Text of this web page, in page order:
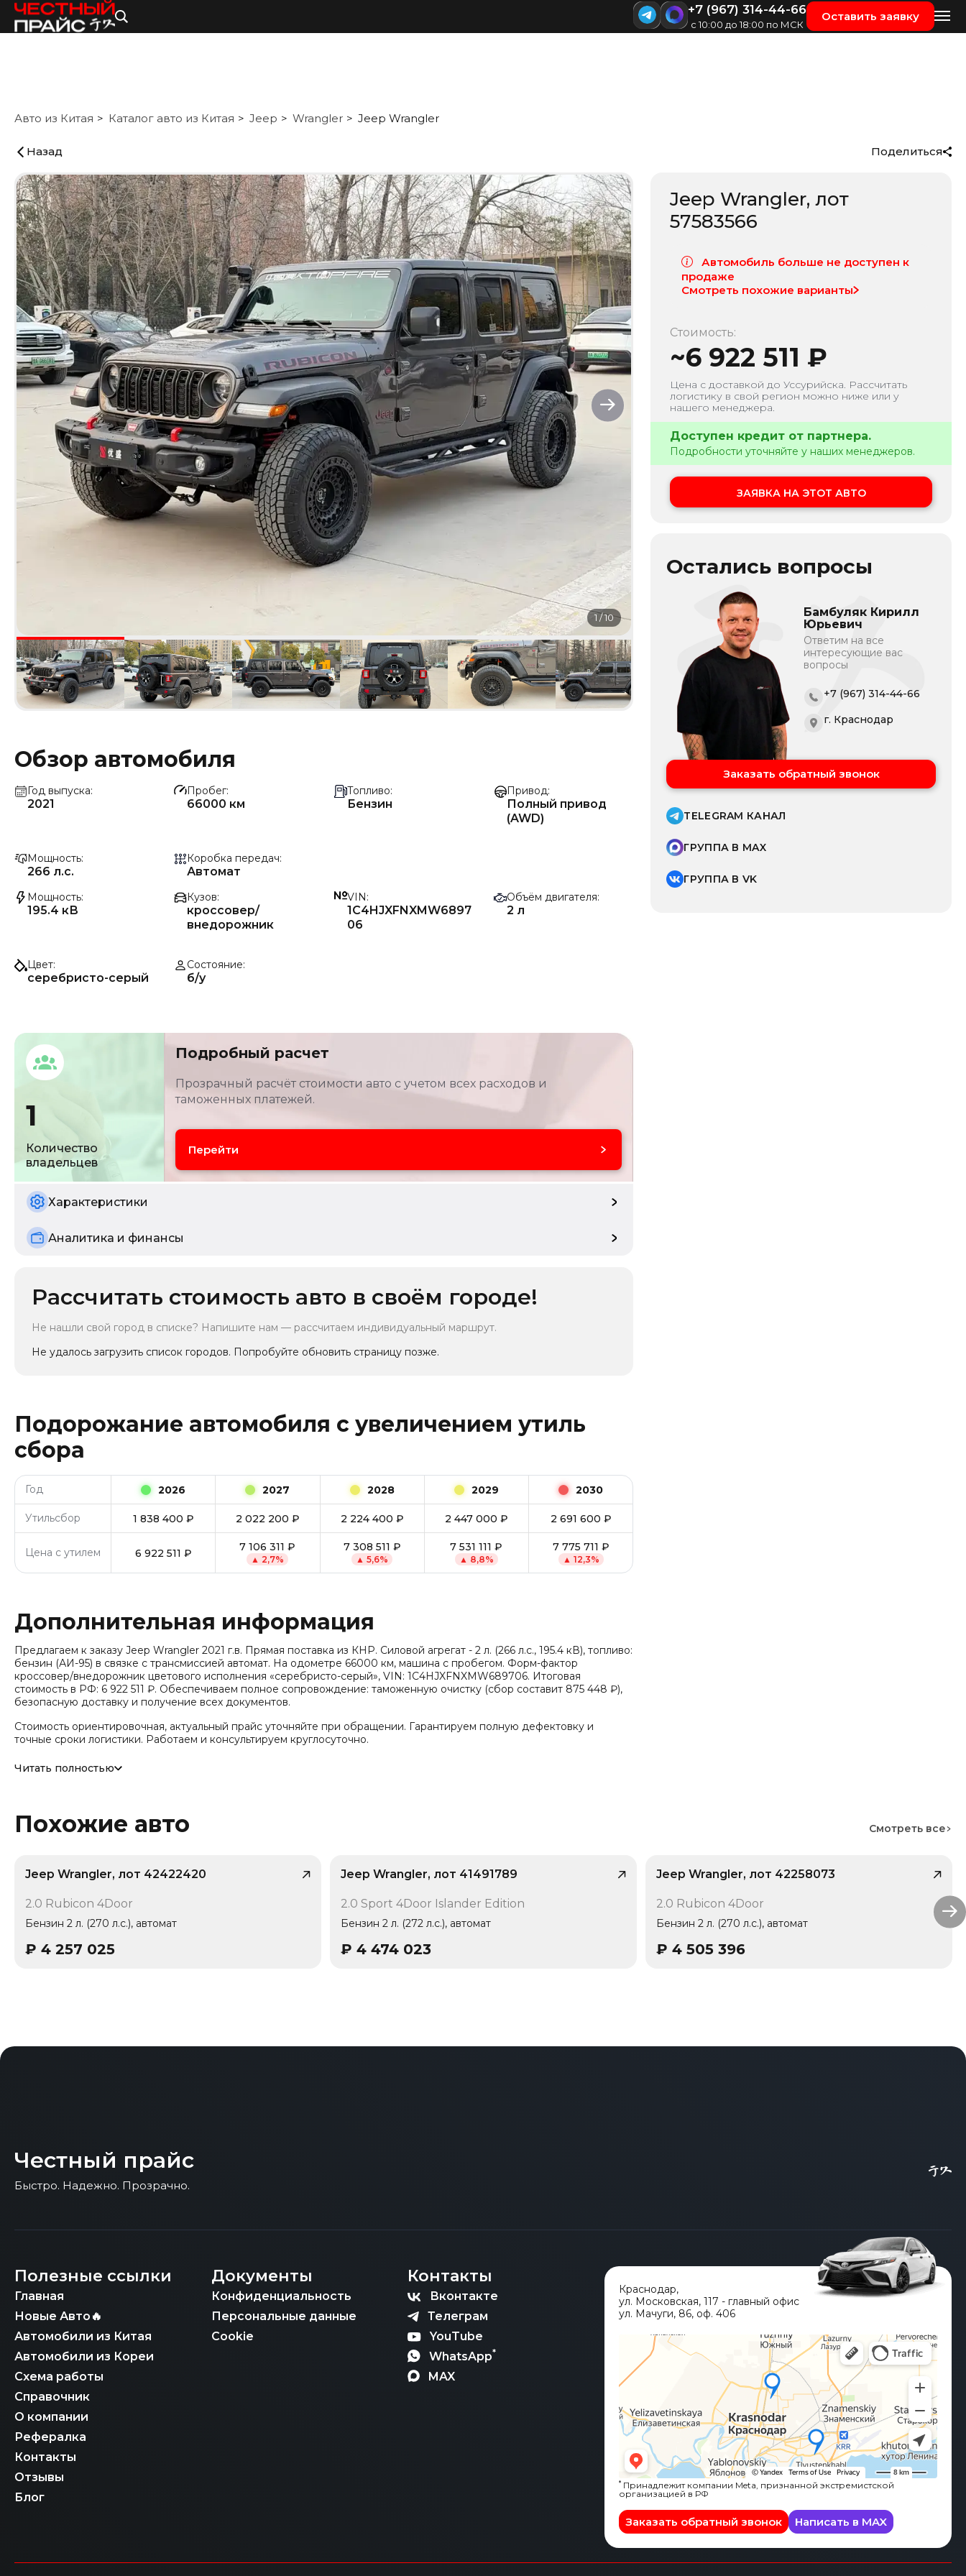
+7 (967) 314-44-66
с 10:00 до 18:00 по МСК
Оставить заявку
Авто из Китая Каталог авто из Китая Jeep Wrangler Jeep Wrangler
Назад Поделиться
1 /10
Обзор автомобиля
Год выпуска
2021
Пробег
66000 км
Топливо
Бензин
Привод
Полный привод
(AWD)
Мощность
266 л.с.
Коробка передач
Автомат
Мощность
195.4 кВ
Кузов
кроссовер/
внедорожник
VIN
1C4HJXFNXMW6897
06
Объём двигателя
2 л
Цвет
серебристо-серый
Состояние
б/у
1
Количество
владельцев
Подробный расчет
Прозрачный расчёт стоимости авто с учетом всех расходов и
таможенных платежей.
Перейти
Характеристики
Аналитика и финансы
Рассчитать стоимость авто в своём городе!
Не нашли свой город в списке? Напишите нам — рассчитаем индивидуальный маршрут.
Не удалось загрузить список городов. Попробуйте обновить страницу позже.
Подорожание автомобиля с увеличением утиль
сбора
Год 2026 2027 2028 2029 2030
Утильсбор 1 838 400 ₽ 2 022 200 ₽ 2 224 400 ₽ 2 447 000 ₽ 2 691 600 ₽
Цена с утилем 6 922 511 ₽ 7 106 311 ₽
▲ 2,7%
7 308 511 ₽
▲5,6%
7 531 111 ₽
▲ 8,8%
7 775 711 ₽
▲ 12,3%
Дополнительная информация
Предлагаем к заказу Jeep Wrangler 2021 г.в. Прямая поставка из КНР. Силовой агрегат - 2 л. (266 л.с., 195.4 кВ), топливо:
бензин (АИ-95) в связке с трансмиссией автомат. На одометре 66000 км, машина с пробегом. Форм-фактор
кроссовер/внедорожник цветового исполнения «серебристо-серый», VIN: 1C4HJXFNXMW689706. Итоговая
стоимость в РФ: 6 922 511 ₽. Обеспечиваем полное сопровождение: таможенную очистку (сбор составит 875 448 ₽),
безопасную доставку и получение всех документов.
Стоимость ориентировочная, актуальный прайс уточняйте при обращении. Гарантируем полную дефектовку и
точные сроки логистики. Работаем и консультируем круглосуточно.
Данный автомобиль представляет сегмент «Средний кроссовер (SUV)» (эко-стандарт Китай VI), поддержка
входят: Ассистент смены полосы, Крепление детских кресел (ISOFIX), Бесключевой запуск, Подогрев руля, Задние
воздуховоды, Беспроводная связь (Bluetooth) / телефон, Розетка 220В / 230В.
Читать полностью
Jeep Wrangler, лот
57583566
Автомобиль больше не доступен к
продаже
Смотреть похожие варианты
Стоимость:
~6 922 511 ₽
Цена с доставкой до Уссурийска. Рассчитать
логистику в свой регион можно ниже или у
нашего менеджера.
Доступен кредит от партнера.
Подробности уточняйте у наших менеджеров.
ЗАЯВКА НА ЭТОТ АВТО
Остались вопросы
Бамбуляк Кирилл
Юрьевич
Ответим на все
интересующие вас
вопросы
+7 (967) 314-44-66
г. Краснодар
Заказать обратный звонок
TELEGRAM КАНАЛ
ГРУППА В MAX
ГРУППА В VK
Похожие авто Смотреть все
Jeep Wrangler, лот 42422420
2.0 Rubicon 4Door
Бензин 2 л. (270 л.с.), автомат
₽ 4 257 025
Jeep Wrangler, лот 41491789
1 владелец
2.0 Sport 4Door Islander Edition
Бензин 2 л. (272 л.с.), автомат
₽ 4 474 023
Jeep Wrangler, лот 42258073
2.0 Rubicon 4Door
Бензин 2 л. (270 л.с.), автомат
₽ 4 505 396
Честный прайс
Быстро. Надежно. Прозрачно.
Полезные ссылки
Главная
Новые Авто🔥
Автомобили из Китая
Автомобили из Кореи
Схема работы
Справочник
О компании
Рефералка
Контакты
Отзывы
Блог
Документы
Конфиденциальность
Персональные данные
Cookie
Контакты
Вконтакте
Телеграм
YouTube
WhatsApp*
MAX
Краснодар,
ул. Московская, 117 - главный офис
ул. Мачуги, 86, оф. 406
*Принадлежит компании Meta, признанной экстремистской
организацией в РФ
Заказать обратный звонок Написать в MAX